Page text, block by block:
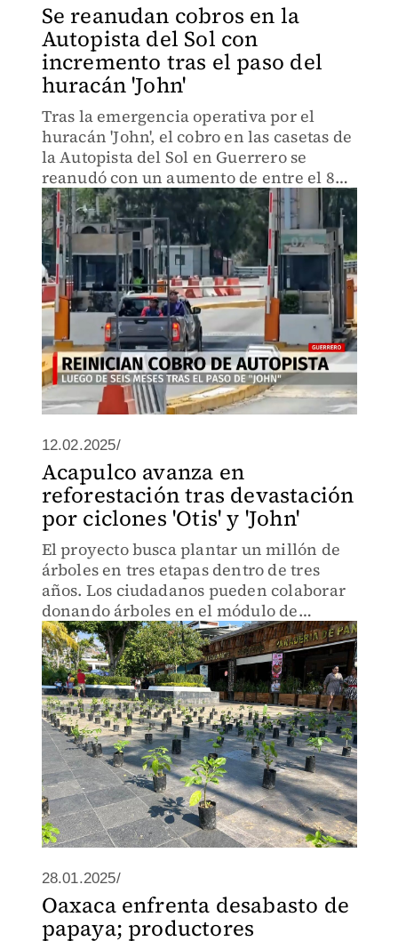
Se reanudan cobros en la
Autopista del Sol con
incremento tras el paso del
huracán 'John'
Tras la emergencia operativa por el
huracán 'John', el cobro en las casetas de
la Autopista del Sol en Guerrero se
reanudó con un aumento de entre el 8%
y el 10%.
12.02.2025/
Acapulco avanza en
reforestación tras devastación
por ciclones 'Otis' y 'John'
El proyecto busca plantar un millón de
árboles en tres etapas dentro de tres
años. Los ciudadanos pueden colaborar
donando árboles en el módulo de
reforestación en el zócalo.
28.01.2025/
Oaxaca enfrenta desabasto de
papaya; productores